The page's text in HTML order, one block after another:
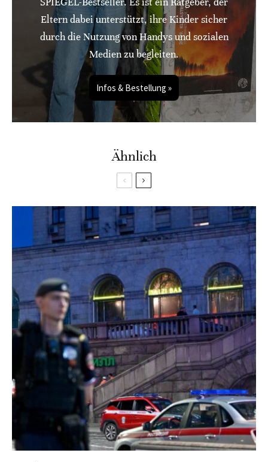
Eltern dabei unterstützt, ihre Kinder sicher
durch die Nutzung von Handys und sozialen
Medien zu begleiten.
Infos & Bestellung »
Ähnlich